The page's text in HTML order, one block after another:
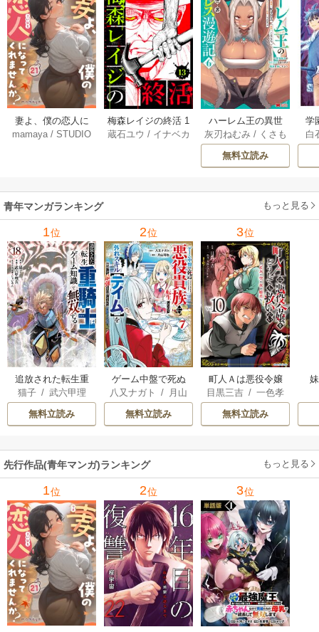
妻よ、僕の恋人に
なってくれません
mamaya /STUDIO
梅森レイジの終活 1
3巻
蔵石ユウ / イナベカ
ハーレム王の異世
界プレス漫遊記 ～
最強無双のおじさ
んはあらゆる種族
ミック） 6巻
灰刃ねむみ / くさも
ち
無料立読み
学
ア
（
白
青年マンガランキング もっと見る
1位
追放された転生重
騎士はゲーム知識
で無双する
猫子/ 武六甲理
/じゃいあん
無料立読み
2位
ゲーム中盤で死ぬ
悪役貴族に転生し
たので、外れスキ
ル【テイム】を駆
してみた
八又ナガト / 月山
可也
無料立読み
3位
町人Ａは悪役令嬢
をどうしても救い
たい ～どぶと空
と氷の姫君～
目黒三吉 /一色孝
太郎/ Parum
無料立読み
先行作品(青年マンガ)ランキング もっと見る
1位 2位 3位